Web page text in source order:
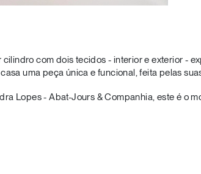
com dois tecidos - interior e exterior -
uma peça única e funcional, feita pelas
Lopes - Abat-Jours & Companhia, este é o